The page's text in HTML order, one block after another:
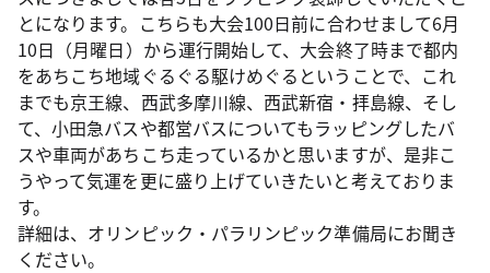
とになります。こちらも大会100日前に合わせまして6月
10日（月曜日）から運行開始して、大会終了時まで都内
をあちこち地域ぐるぐる駆けめぐるということで、これ
までも京王線、西武多摩川線、西武新宿・拝島線、そし
て、小田急バスや都営バスについてもラッピングしたバ
スや車両があちこち走っているかと思いますが、是非こ
うやって気運を更に盛り上げていきたいと考えておりま
す。
詳細は、オリンピック・パラリンピック準備局にお聞き
ください。